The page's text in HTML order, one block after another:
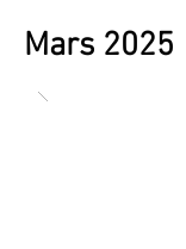
Mars 2025